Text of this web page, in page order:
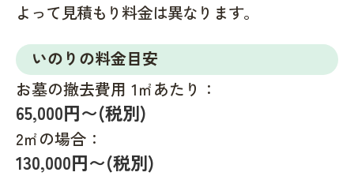
よって見積もり料金は異なります。
いのりの料金目安
お墓の撤去費用 1㎡あたり：
65,000円〜(税別)
2㎡の場合：
130,000円〜(税別)